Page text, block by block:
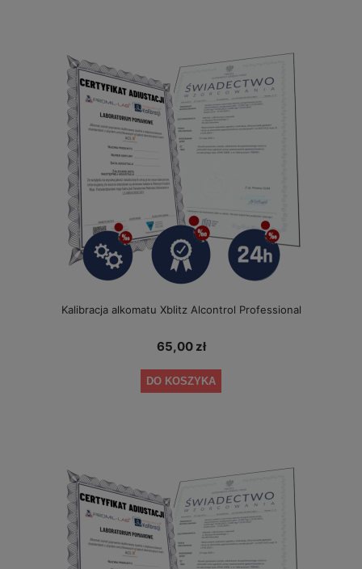
Kalibracja alkomatu Xblitz Alcontrol Professional
65,00 zł
DO KOSZYKA